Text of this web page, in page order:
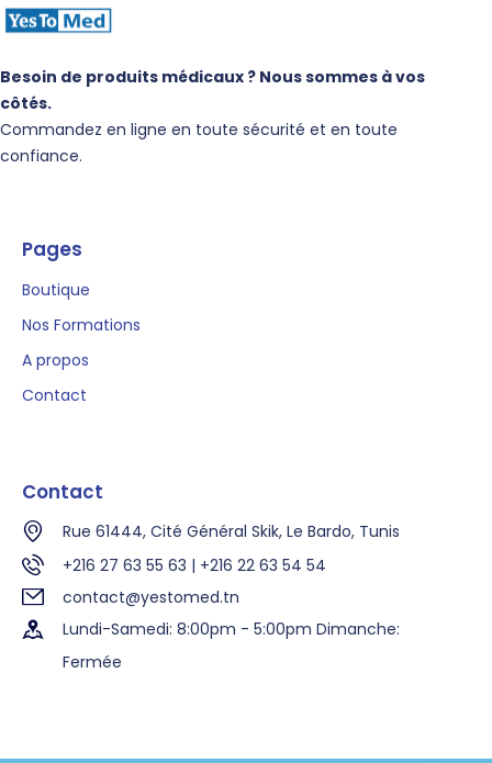
Besoin de produits médicaux ? Nous sommes à vos
côtés.
Commandez en ligne en toute sécurité et en toute
confiance.
Pages
Boutique
Nos Formations
A propos
Contact
Contact
Rue 61444, Cité Général Skik, Le Bardo, Tunis
+216 27 63 55 63 | +216 22 63 54 54
contact@yestomed.tn
Lundi-Samedi: 8:00pm - 5:00pm Dimanche:
Fermée